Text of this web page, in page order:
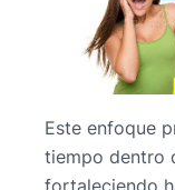
Este enfoque
tiempo dentro
fortaleciendo